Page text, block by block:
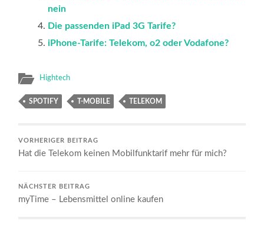
nein
Die passenden iPad 3G Tarife?
iPhone-Tarife: Telekom, o2 oder Vodafone?
Hightech
SPOTIFY T-MOBILE TELEKOM
VORHERIGER BEITRAG
Hat die Telekom keinen Mobilfunktarif mehr für mich?
NÄCHSTER BEITRAG
myTime – Lebensmittel online kaufen